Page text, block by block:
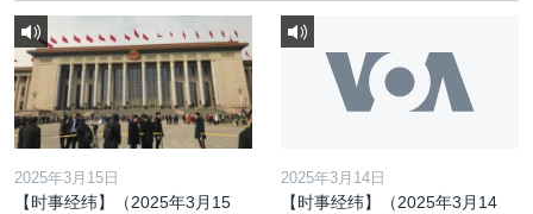
2025年3月15日
【时事经纬】（2025年3月15
2025年3月14日
【时事经纬】（2025年3月14